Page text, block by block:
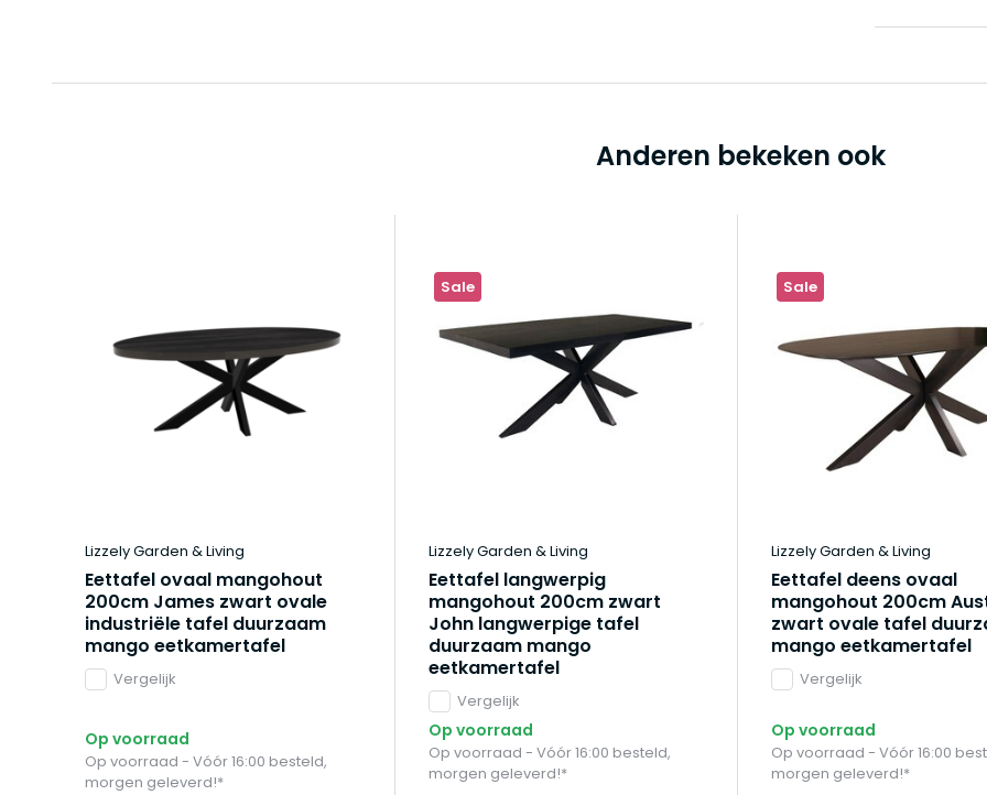
Anderen bekeken ook
Lizzely Garden & Living
Eettafel ovaal mangohout
200cm James zwart ovale
industriële tafel duurzaam
mango eetkamertafel
Vergelijk
Op voorraad
Op voorraad - Vóór 16:00 besteld,
morgen geleverd!*
Sale
Lizzely Garden & Living
Eettafel langwerpig
mangohout 200cm zwart
John langwerpige tafel
duurzaam mango
eetkamertafel
Vergelijk
Op voorraad
Op voorraad - Vóór 16:00 besteld,
morgen geleverd!*
Sale
Lizzely Garden & Living
Eettafel deens ovaal
mangohout 200cm
zwart ovale tafel
mango eetkamertafel
Vergelijk
Op voorraad
Op voorraad - Vóór 16:00
morgen geleverd!*